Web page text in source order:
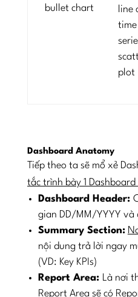
bullet chart
line
time
plot
Dashboard Anatomy
Tiếp theo ta sẽ mổ xẻ
tắc trình bày 1 Dashboard
Dashboard Header:
gian DD/MM/YYYY và
Summary Section:
nội dung trả lời ngay
(VD: Key KPIs)
Report Area: Là nơi
Report Area sẽ có